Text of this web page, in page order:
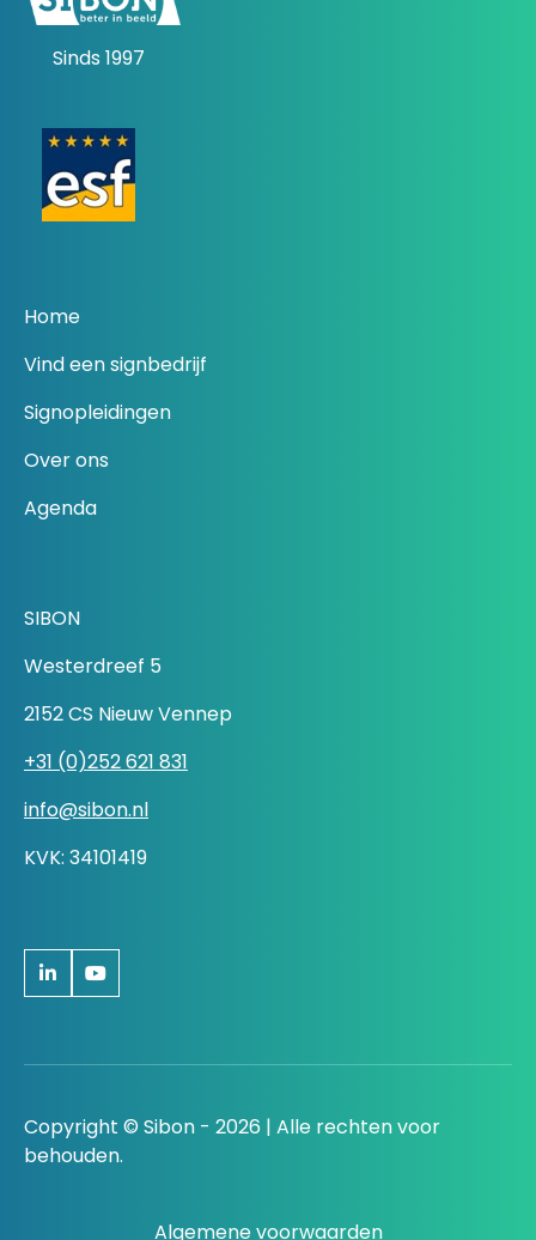
Sinds 1997
Home
Vind een signbedrijf
Signopleidingen
Over ons
Agenda
SIBON
Westerdreef 5
2152 CS Nieuw Vennep
+31 (0)252 621 831
info@sibon.nl
KVK: 34101419
Copyright © Sibon - 2026 | Alle rechten voor
behouden.
Algemene voorwaarden